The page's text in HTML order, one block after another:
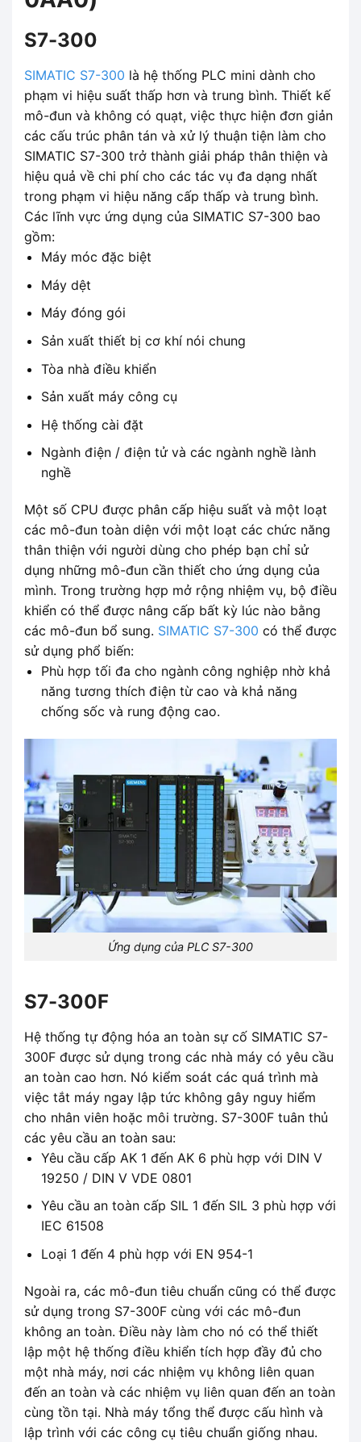
S7-300
SIMATIC S7-300 là hệ thống PLC mini dành cho
phạm vi hiệu suất thấp hơn và trung bình. Thiết kế
mô-đun và không có quạt, việc thực hiện đơn giản
các cấu trúc phân tán và xử lý thuận tiện làm cho
SIMATIC S7-300 trở thành giải pháp thân thiện và
hiệu quả về chi phí cho các tác vụ đa dạng nhất
trong phạm vi hiệu năng cấp thấp và trung bình.
Các lĩnh vực ứng dụng của SIMATIC S7-300 bao
gồm:
Máy móc đặc biệt
Máy dệt
Máy đóng gói
Sản xuất thiết bị cơ khí nói chung
Tòa nhà điều khiển
Sản xuất máy công cụ
Hệ thống cài đặt
Ngành điện / điện tử và các ngành nghề lành
nghề
Một số CPU được phân cấp hiệu suất và một loạt
các mô-đun toàn diện với một loạt các chức năng
thân thiện với người dùng cho phép bạn chỉ sử
dụng những mô-đun cần thiết cho ứng dụng của
mình. Trong trường hợp mở rộng nhiệm vụ, bộ điều
khiển có thể được nâng cấp bất kỳ lúc nào bằng
các mô-đun bổ sung. SIMATIC S7-300 có thể được
sử dụng phổ biến:
Phù hợp tối đa cho ngành công nghiệp nhờ khả
năng tương thích điện từ cao và khả năng
chống sốc và rung động cao.
Ứng dụng của PLC S7-300
S7-300F
Hệ thống tự động hóa an toàn sự cố SIMATIC S7-
300F được sử dụng trong các nhà máy có yêu cầu
an toàn cao hơn. Nó kiểm soát các quá trình mà
việc tắt máy ngay lập tức không gây nguy hiểm
cho nhân viên hoặc môi trường. S7-300F tuân thủ
các yêu cầu an toàn sau:
Yêu cầu cấp AK 1 đến AK 6 phù hợp với DIN V
19250 / DIN V VDE 0801
Yêu cầu an toàn cấp SIL 1 đến SIL 3 phù hợp với
IEC 61508
Loại 1 đến 4 phù hợp với EN 954-1
Ngoài ra, các mô-đun tiêu chuẩn cũng có thể được
sử dụng trong S7-300F cùng với các mô-đun
không an toàn. Điều này làm cho nó có thể thiết
lập một hệ thống điều khiển tích hợp đầy đủ cho
một nhà máy, nơi các nhiệm vụ không liên quan
đến an toàn và các nhiệm vụ liên quan đến an toàn
cùng tồn tại. Nhà máy tổng thể được cấu hình và
lập trình với các công cụ tiêu chuẩn giống nhau.